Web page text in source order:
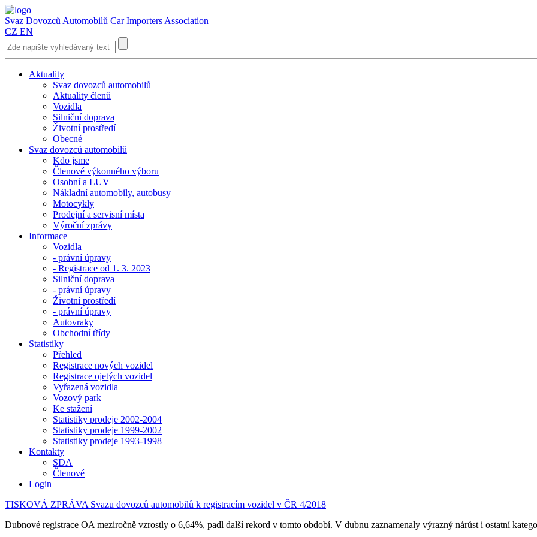
Svaz Dovozců Automobilů Car Importers Association
CZ EN
Aktuality
Svaz dovozců automobilů
Aktuality členů
Vozidla
Silniční doprava
Životní prostředí
Obecné
Svaz dovozců automobilů
Kdo jsme
Členové výkonného výboru
Osobní a LUV
Nákladní automobily, autobusy
Motocykly
Prodejní a servisní místa
Výroční zprávy
Informace
Vozidla
- právní úpravy
- Registrace od 1. 3. 2023
Silniční doprava
- právní úpravy
Životní prostředí
- právní úpravy
Autovraky
Obchodní třídy
Statistiky
Přehled
Registrace nových vozidel
Registrace ojetých vozidel
Vyřazená vozidla
Vozový park
Ke stažení
Statistiky prodeje 2002-2004
Statistiky prodeje 1999-2002
Statistiky prodeje 1993-1998
Kontakty
SDA
Členové
Login
TISKOVÁ ZPRÁVA Svazu dovozců automobilů k registracím vozidel v ČR 4/2018
Dubnové registrace OA meziročně vzrostly o 6,64%, padl další rekord v tomto období. V dubnu zaznamenaly výrazný nárůst i ostatní